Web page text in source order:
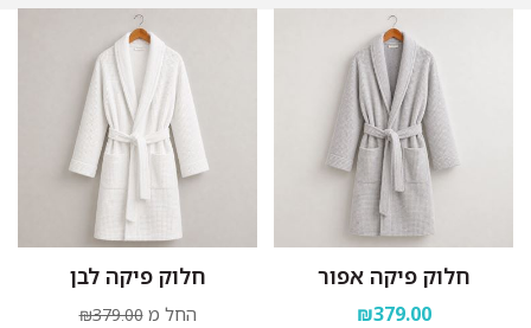
חלוק פיקה אפור
₪379.00
חלוק פיקה לבן
החל מ ₪379.00